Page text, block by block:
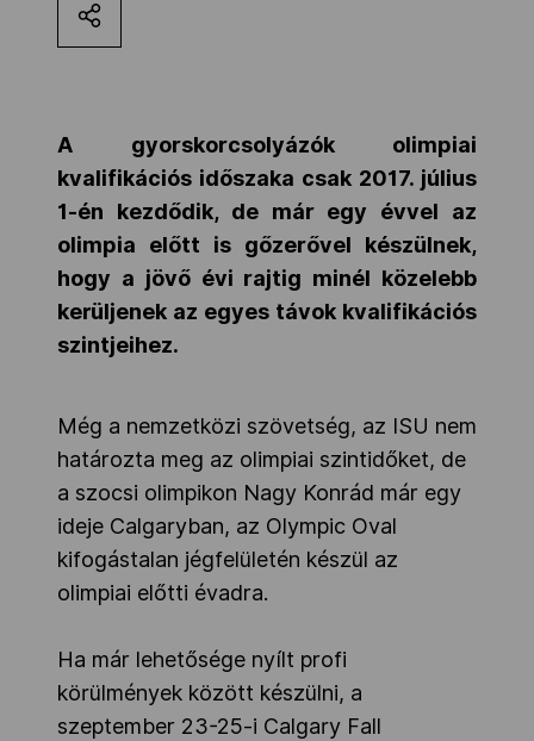
Kettőskarrier-program
Társszervezetek
OVEP
Adatbank
A gyorskorcsolyázók olimpiai
kvalifikációs időszaka csak 2017. július
1-én kezdődik, de már egy évvel az
olimpia előtt is gőzerővel készülnek,
hogy a jövő évi rajtig minél közelebb
kerüljenek az egyes távok kvalifikációs
szintjeihez.
Még a nemzetközi szövetség, az ISU nem
határozta meg az olimpiai szintidőket, de
a szocsi olimpikon Nagy Konrád már egy
ideje Calgaryban, az Olympic Oval
kifogástalan jégfelületén készül az
olimpiai előtti évadra.
Ha már lehetősége nyílt profi
körülmények között készülni, a
szeptember 23-25-i Calgary Fall